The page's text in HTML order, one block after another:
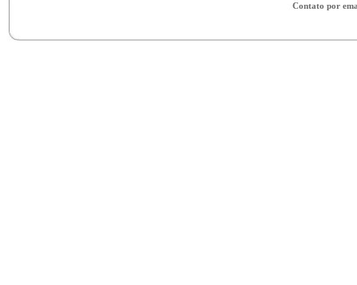
Contato por